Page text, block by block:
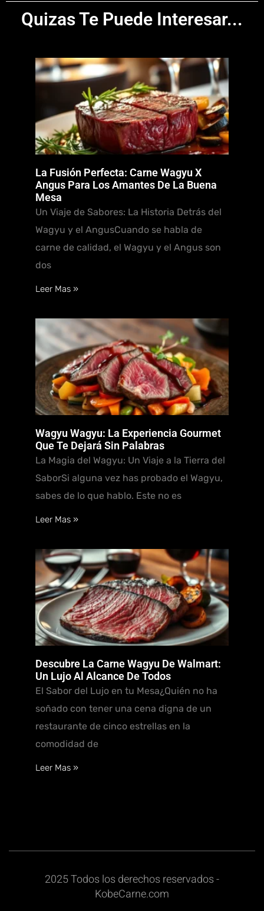
Quizas Te Puede Interesar...
La Fusión Perfecta: Carne Wagyu X
Angus Para Los Amantes De La Buena
Mesa
Un Viaje de Sabores: La Historia Detrás del
Wagyu y el AngusCuando se habla de
carne de calidad, el Wagyu y el Angus son
dos
Leer Mas »
Wagyu Wagyu: La Experiencia Gourmet
Que Te Dejará Sin Palabras
La Magia del Wagyu: Un Viaje a la Tierra del
SaborSi alguna vez has probado el Wagyu,
sabes de lo que hablo. Este no es
Leer Mas »
Descubre La Carne Wagyu De Walmart:
Un Lujo Al Alcance De Todos
El Sabor del Lujo en tu Mesa¿Quién no ha
soñado con tener una cena digna de un
restaurante de cinco estrellas en la
comodidad de
Leer Mas »
2025 Todos los derechos reservados -
KobeCarne.com